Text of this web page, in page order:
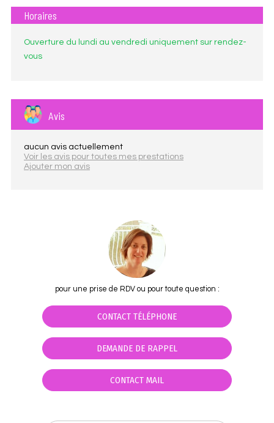
Horaires
Ouverture du lundi au vendredi uniquement sur rendez-
vous
Avis
aucun avis actuellement
Voir les avis pour toutes mes prestations
Ajouter mon avis
pour une prise de RDV ou pour toute question :
CONTACT TÉLÉPHONE
DEMANDE DE RAPPEL
CONTACT MAIL